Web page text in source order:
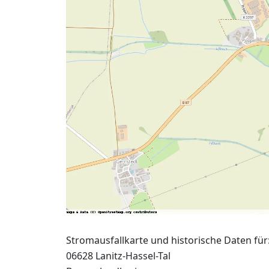
Stromausfallkarte und historische Daten
06628 Lanitz-Hassel-Tal